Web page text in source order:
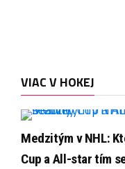
VIAC V HOKEJ
Medzitým v NHL:
Cup a All-star tím